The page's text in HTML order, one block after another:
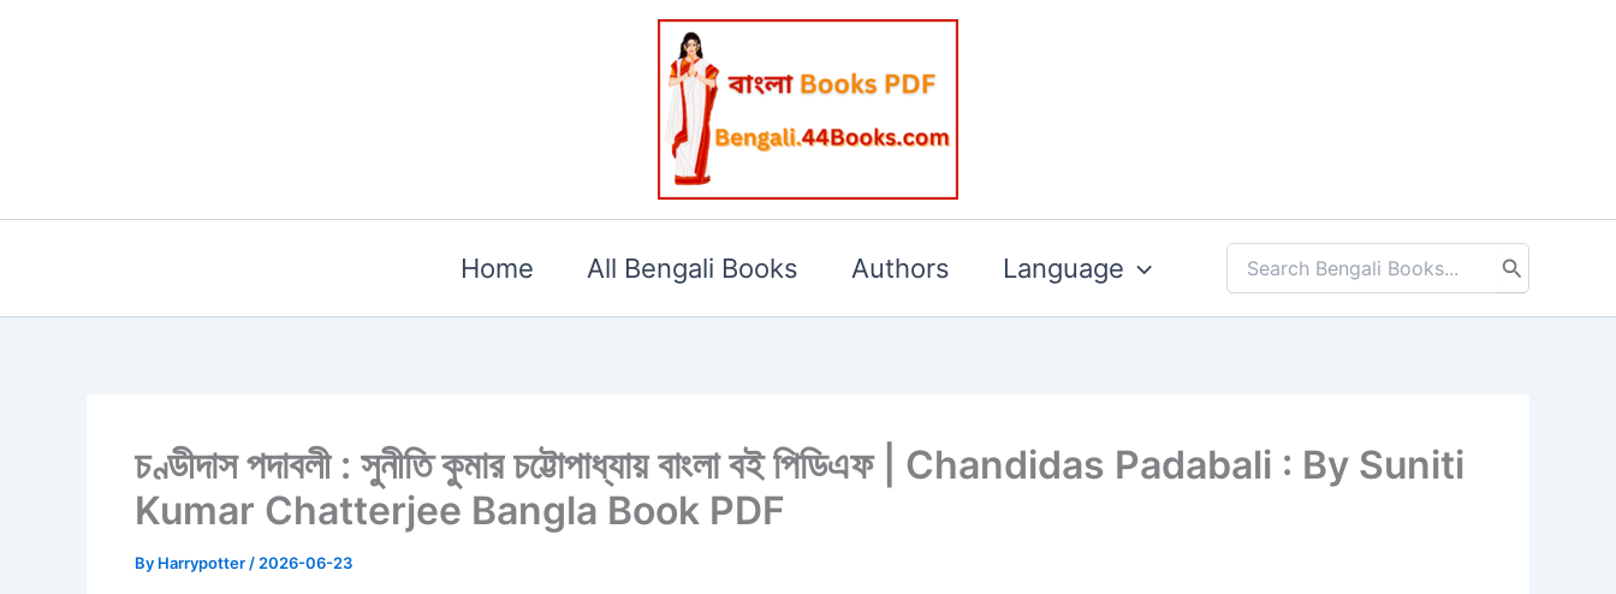
Home All Bengali Books Authors Language
Search
চণ্ডীদাস পদাবলী : সুনীতি কুমার চট্টোপাধ্যায় বাংলা বই পিডিএফ | Chandidas Padabali : By Suniti
Kumar Chatterjee Bangla Book PDF
By Harrypotter / 2026-06-23